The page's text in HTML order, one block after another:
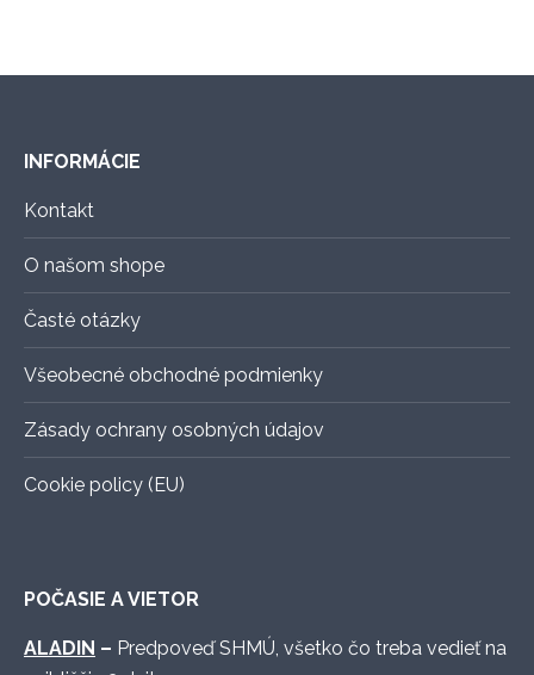
INFORMÁCIE
Kontakt
O našom shope
Časté otázky
Všeobecné obchodné podmienky
Zásady ochrany osobných údajov
Cookie policy (EU)
POČASIE A VIETOR
ALADIN – Predpoveď SHMÚ, všetko čo treba vedieť na